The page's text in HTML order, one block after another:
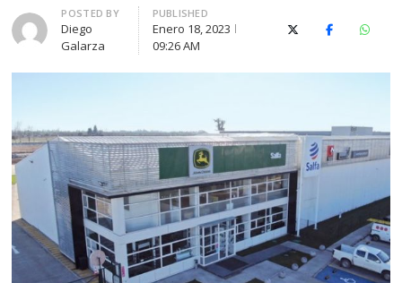
Author
POSTED BY
Diego
Galarza
PUBLISHED
Enero 18, 2023
09:26 AM
X (Twitter)Facebook